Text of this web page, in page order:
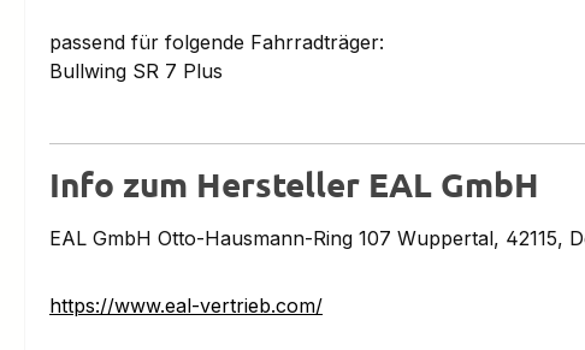
passend für folgende Fahrradträger:
Bullwing SR 7 Plus
Info zum Hersteller EAL GmbH
EAL GmbH Otto-Hausmann-Ring 107 Wuppertal, 42115,
https://www.eal-vertrieb.com/